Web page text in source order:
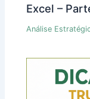
Excel –
Análise